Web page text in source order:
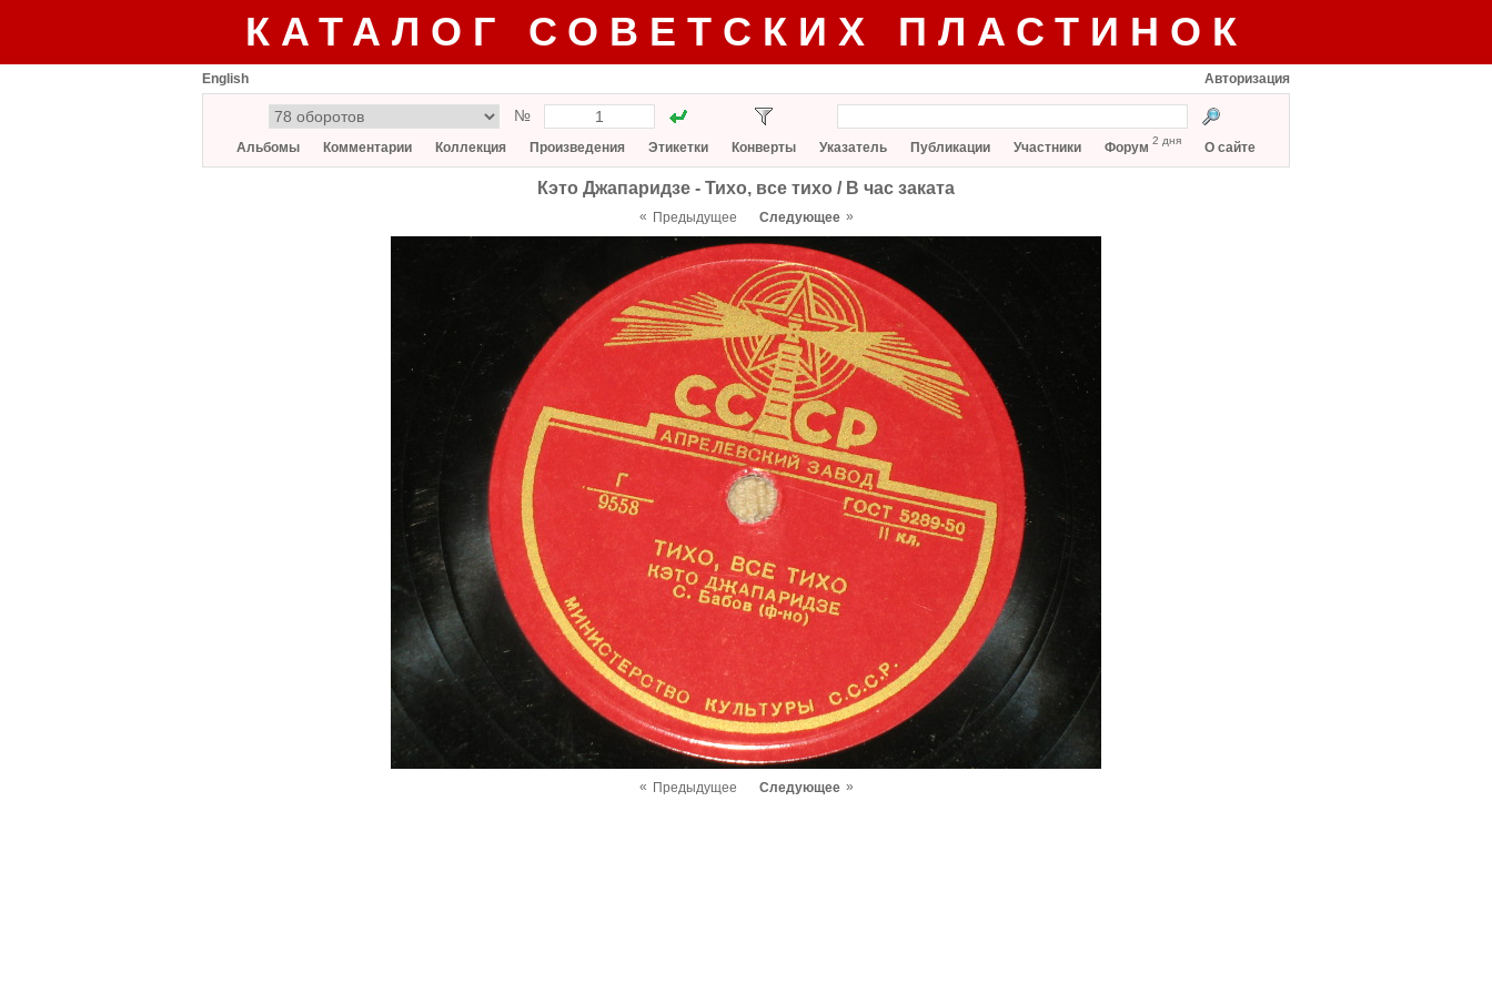
КАТАЛОГ СОВЕТСКИХ ПЛАСТИНОК
English Авторизация
№
Альбомы Комментарии Коллекция Произведения Этикетки Конверты Указатель Публикации Участники Форум 2 дня О сайте
Кэто Джапаридзе - Тихо, все тихо / В час заката
« Предыдущее Следующее »
« Предыдущее Следующее »